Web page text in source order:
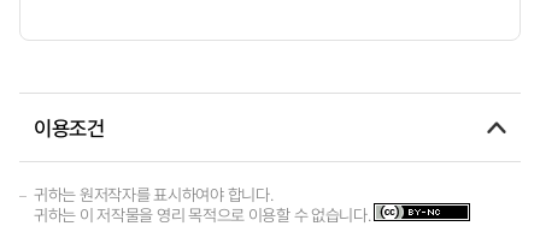
이용조건
귀하는 원저작자를 표시하여야 합니다.
귀하는 이 저작물을 영리 목적으로 이용할 수 없습니다.